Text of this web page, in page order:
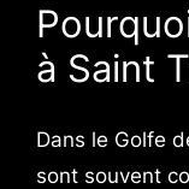
à Saint
Dans le Golfe
sont souvent